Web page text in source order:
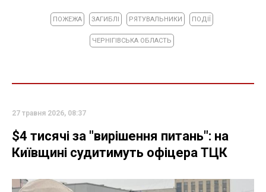
ПОЖЕЖА ЗАГИБЛІ РЯТУВАЛЬНИКИ ПОДІЇ
ЧЕРНІГІВСЬКА ОБЛАСТЬ
27 травня 2026, 08:37
$4 тисячі за "вирішення питань": на
Київщині судитимуть офіцера ТЦК